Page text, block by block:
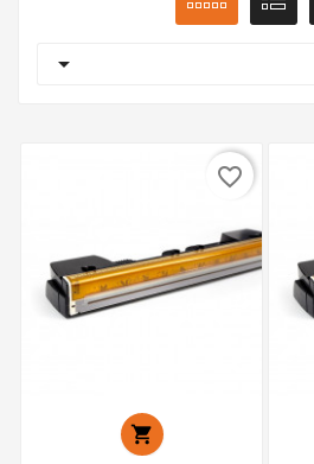


favorite_border